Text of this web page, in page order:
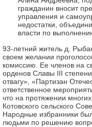
гражданин вносит
управления и
недостатки,
власти по
93-летний житель д.
своем желании
комиссию. Ее членов на
орденов Славы III
отвагу», «Партизан
ответственное
что на протяжении
Котовского сельского
Народные избранники
людьми по решению